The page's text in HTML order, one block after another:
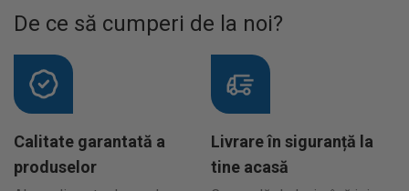
De ce să cumperi de la noi?
Calitate garantată a
produselor
Livrare în siguranță la
tine acasă